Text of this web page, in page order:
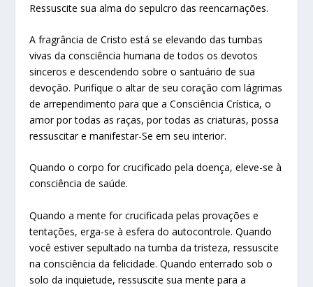
Ressuscite sua alma do sepulcro das reencarnações.
A fragrância de Cristo está se elevando das tumbas
vivas da consciência humana de todos os devotos
sinceros e descendendo sobre o santuário de sua
devoção. Purifique o altar de seu coração com lágrimas
de arrependimento para que a Consciência Crística, o
amor por todas as raças, por todas as criaturas, possa
ressuscitar e manifestar-Se em seu interior.
Quando o corpo for crucificado pela doença, eleve-se à
consciência de saúde.
Quando a mente for crucificada pelas provações e
tentações, erga-se à esfera do autocontrole. Quando
você estiver sepultado na tumba da tristeza, ressuscite
na consciência da felicidade. Quando enterrado sob o
solo da inquietude, ressuscite sua mente para a